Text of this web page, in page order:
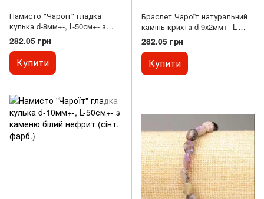
Намисто "Чароїт" гладка
кулька d-8мм+-, L-50см+- з
каменю білий нефрит (сінт.
фарб.)
282.05 грн
Купити
Браслет Чароїт натуральний
камінь крихта d-9х2мм+- L-
18см+- (стрейч)
282.05 грн
Купити